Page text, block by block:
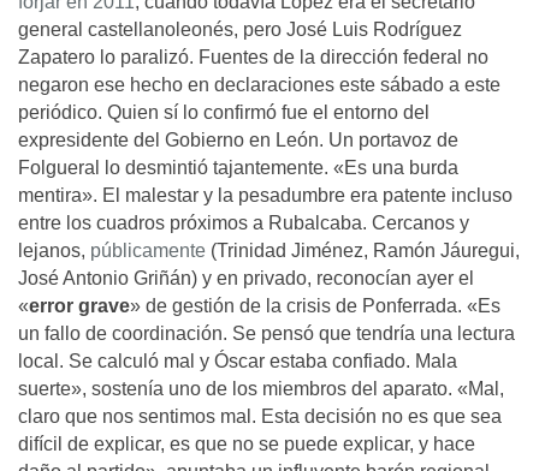
general castellanoleonés, pero José Luis Rodríguez
Zapatero lo paralizó. Fuentes de la dirección federal no
negaron ese hecho en declaraciones este sábado a este
periódico. Quien sí lo confirmó fue el entorno del
expresidente del Gobierno en León. Un portavoz de
Folgueral lo desmintió tajantemente. «Es una burda
mentira». El malestar y la pesadumbre era patente incluso
entre los cuadros próximos a Rubalcaba. Cercanos y
lejanos, públicamente (Trinidad Jiménez, Ramón Jáuregui,
José Antonio Griñán) y en privado, reconocían ayer el
«error grave» de gestión de la crisis de Ponferrada. «Es
un fallo de coordinación. Se pensó que tendría una lectura
local. Se calculó mal y Óscar estaba confiado. Mala
suerte», sostenía uno de los miembros del aparato. «Mal,
claro que nos sentimos mal. Esta decisión no es que sea
difícil de explicar, es que no se puede explicar, y hace